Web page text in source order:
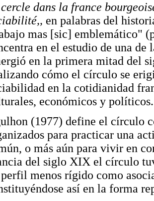
dans la france
en palabras del
mas [sic] emblemático"
en el estudio de una
en la primera mitad del
cómo el círculo se
en la cotidianidad
económicos y políticos.
(1977) define el círculo
para practicar una
o más aún para vivir en
del siglo XIX el círculo
menos rígido como
así en la forma